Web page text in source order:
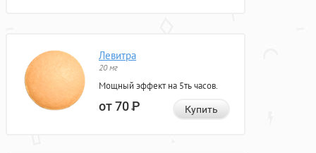
Левитра
20 мг
Мощный эффект на 5ть часов.
от 70Р Купить